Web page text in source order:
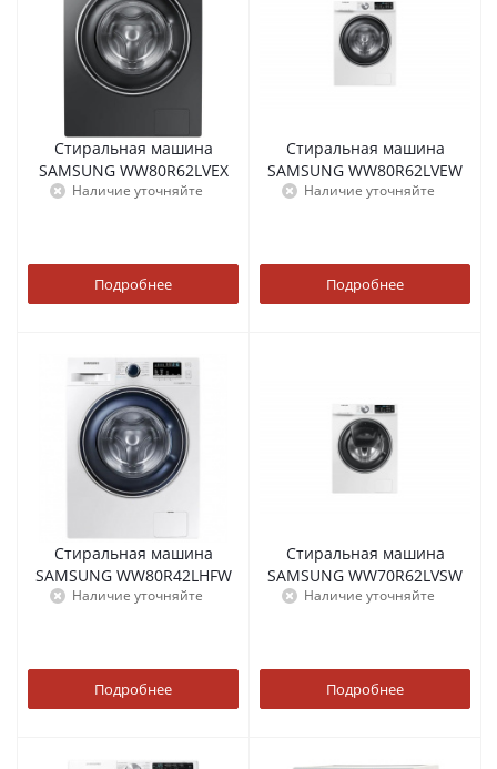
Стиральная машина
SAMSUNG WW80R62LVEX
Наличие уточняйте
Подробнее
Стиральная машина
SAMSUNG WW80R62LVEW
Наличие уточняйте
Подробнее
Стиральная машина
SAMSUNG WW80R42LHFW
Наличие уточняйте
Подробнее
Стиральная машина
SAMSUNG WW70R62LVSW
Наличие уточняйте
Подробнее